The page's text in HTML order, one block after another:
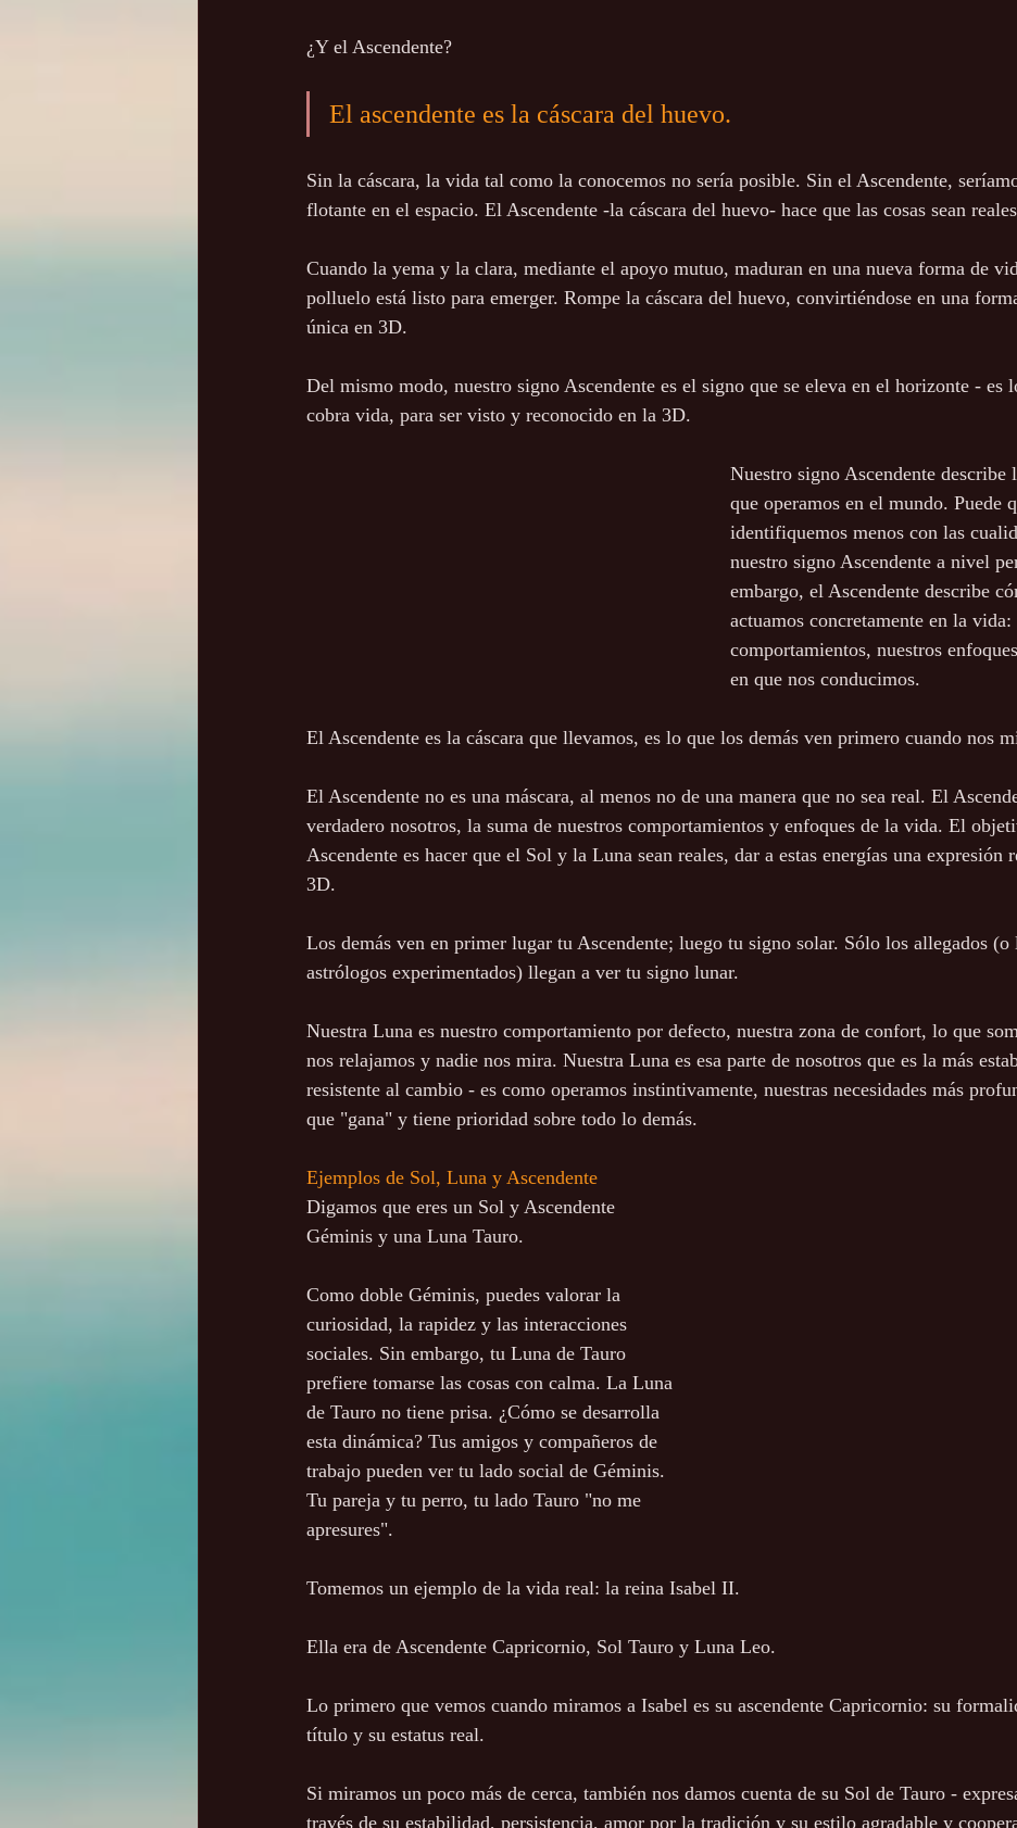
¿Y el Ascendente?
El ascendente es la cáscara del huevo.
Sin la cáscara, la vida tal como la conocemos no sería posible. Sin el Ascendente,
flotante en el espacio. El Ascendente -la cáscara del huevo- hace que las cosas sean
Cuando la yema y la clara, mediante el apoyo mutuo, maduran en una nueva forma de
polluelo está listo para emerger. Rompe la cáscara del huevo, convirtiéndose en una
única en 3D.
Del mismo modo, nuestro signo Ascendente es el signo que se eleva en el horizonte - es
cobra vida, para ser visto y reconocido en la 3D.
Nuestro signo Ascendente describe
que operamos en el mundo. Puede
identifiquemos menos con las
nuestro signo Ascendente a nivel
embargo, el Ascendente describe
actuamos concretamente en la vida:
comportamientos, nuestros
en que nos conducimos.
El Ascendente es la cáscara que llevamos, es lo que los demás ven primero cuando nos
El Ascendente no es una máscara, al menos no de una manera que no sea real. El
verdadero nosotros, la suma de nuestros comportamientos y enfoques de la vida. El
Ascendente es hacer que el Sol y la Luna sean reales, dar a estas energías una expresión
3D.
Los demás ven en primer lugar tu Ascendente; luego tu signo solar. Sólo los allegados (o
astrólogos experimentados) llegan a ver tu signo lunar.
Nuestra Luna es nuestro comportamiento por defecto, nuestra zona de confort, lo que
nos relajamos y nadie nos mira. Nuestra Luna es esa parte de nosotros que es la más
resistente al cambio - es como operamos instintivamente, nuestras necesidades más
que "gana" y tiene prioridad sobre todo lo demás.
Ejemplos de Sol, Luna y Ascendente
Digamos que eres un Sol y Ascendente
Géminis y una Luna Tauro.
Como doble Géminis, puedes valorar la
curiosidad, la rapidez y las interacciones
sociales. Sin embargo, tu Luna de Tauro
prefiere tomarse las cosas con calma. La Luna
de Tauro no tiene prisa. ¿Cómo se desarrolla
esta dinámica? Tus amigos y compañeros de
trabajo pueden ver tu lado social de Géminis.
Tu pareja y tu perro, tu lado Tauro "no me
apresures".
Tomemos un ejemplo de la vida real: la reina Isabel II.
Ella era de Ascendente Capricornio, Sol Tauro y Luna Leo.
Lo primero que vemos cuando miramos a Isabel es su ascendente Capricornio: su
título y su estatus real.
Si miramos un poco más de cerca, también nos damos cuenta de su Sol de Tauro -
través de su estabilidad, persistencia, amor por la tradición y su estilo agradable y